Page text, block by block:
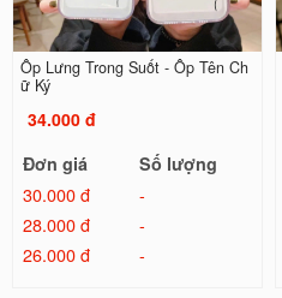
Ốp Lưng Trong Suốt - Ốp Tên Ch
ữ Ký
34.000 đ
Đơn giá
Số lượng
30.000 đ
-
28.000 đ
-
26.000 đ
-